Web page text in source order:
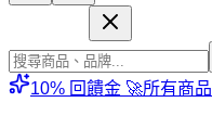
10% 回饋金 🚀所有商品